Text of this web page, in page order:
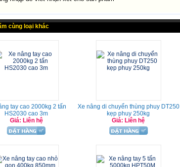
cùng loại khác
tay cao 2000kg 2 tấn
HS2030 cao 3m
Giá: Liên hệ
Xe nâng di chuyển thùng phuy DT250
kẹp phuy 250kg
Giá: Liên hệ